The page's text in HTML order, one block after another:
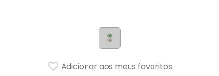
Adicionar aos meus favoritos